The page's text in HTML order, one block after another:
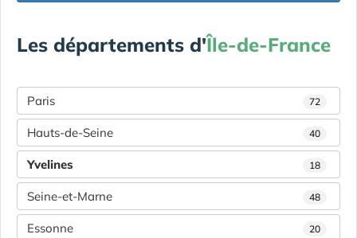
Les départements d'Île-de-France
Paris 72
Hauts-de-Seine 40
Yvelines 18
Seine-et-Marne 48
Essonne 20